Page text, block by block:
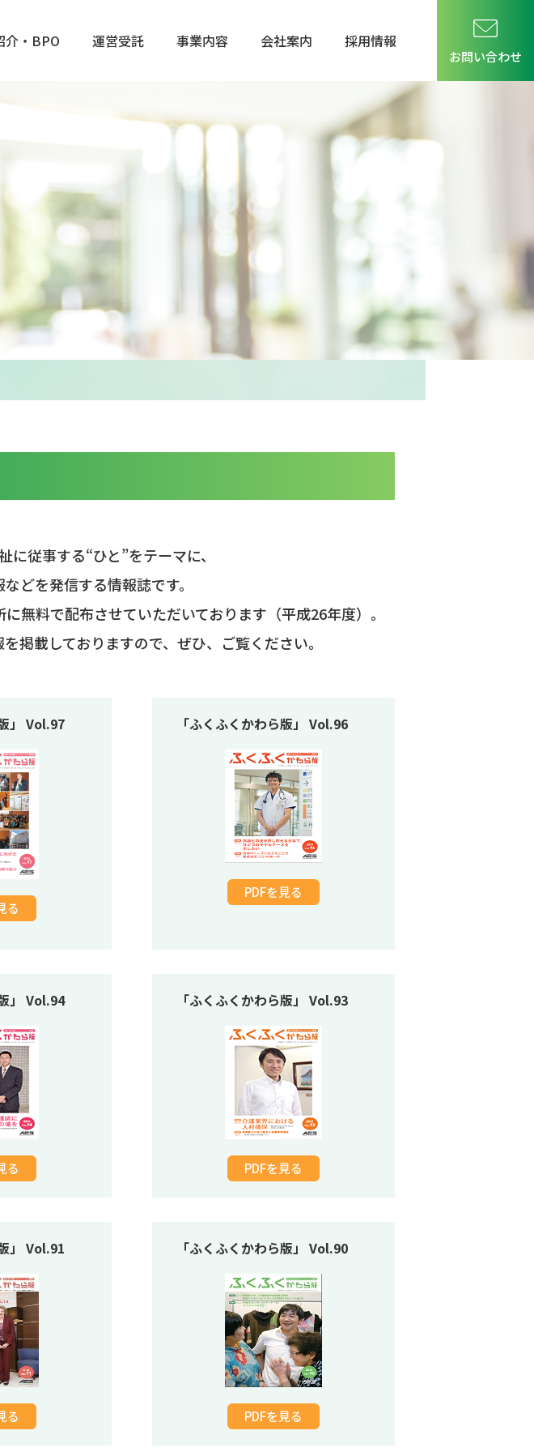
介・BPO 運営受託 事業内容 会社案内 採用情報
お問い合わせ
に従事する“ひと”をテーマに、
どを発信する情報誌です。
無料で配布させていただいております（平成26年度）。
掲載しておりますので、ぜひ、ご覧ください。
」 Vol.97
る
「ふくふくかわら版」 Vol.96
PDFを見る
」 Vol.94
る
「ふくふくかわら版」 Vol.93
PDFを見る
」 Vol.91
る
「ふくふくかわら版」 Vol.90
PDFを見る